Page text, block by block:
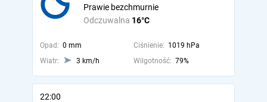
Odczuwalna 16°C
Prawie bezchmurnie
Opad: 0 mm Ciśnienie: 1019 hPa
Wiatr:
3 km/h Wilgotność: 79%
22:00